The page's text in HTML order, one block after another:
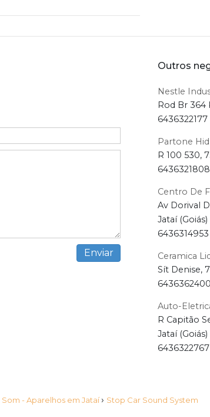
Outros
Nestle
Rod Br 364
6436322177
Partone
R 100 530,
6436321808
Centro De
Av Dorival
Jataí (Goiás)
6436314953
Ceramica
Sít Denise,
6436362400
Auto-
R Capitão
Jataí (Goiás)
6436322767
Som - Aparelhos em Jataí› Stop Car Sound System